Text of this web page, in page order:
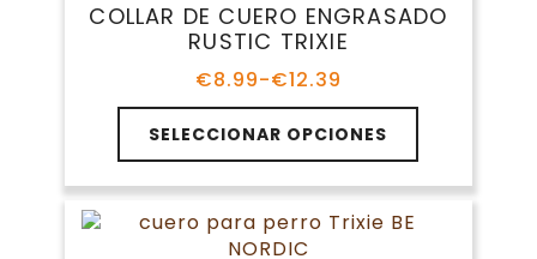
se
pueden
en
página
de
COLLAR DE CUERO ENGRASADO
RUSTIC TRIXIE
€8.99-€12.39
Rango
de
precios:
desde
€8.99
hasta
€12.39
SELECCIONAR OPCIONES
Este
producto
tiene
múltiples
variantes.